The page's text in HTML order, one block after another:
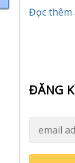
Đọc
ĐĂNG